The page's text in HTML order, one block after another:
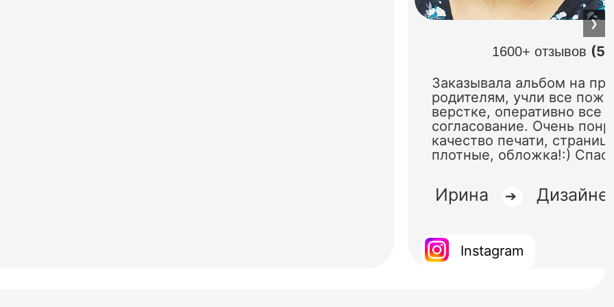
1600+ отзывов
Заказывала альбом на
родителям, учли все
верстке, оперативно все
согласование. Очень
качество печати,
плотные, обложка!:)
Ирина ➔
Instagram
❯